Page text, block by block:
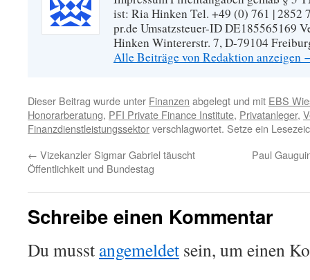
ist: Ria Hinken Tel. +49 (0) 761 | 2852
pr.de Umsatzsteuer-ID DE185565169
Hinken Wintererstr. 7, D-79104
Alle Beiträge von Redaktion anzeigen
Dieser Beitrag wurde unter Finanzen abgelegt und mit EBS
Honorarberatung, PFI Private Finance Institute, Privatanleger,
Finanzdienstleistungssektorverschlagwortet. Setze ein
← Vizekanzler Sigmar Gabriel täuscht
Öffentlichkeit und Bundestag
Paul
Schreibe einen Kommentar
Du musst angemeldet sein, um einen